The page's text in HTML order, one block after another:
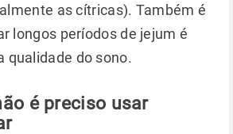
as cítricas). Também é
longos períodos de jejum é
qualidade do sono.
é preciso usar